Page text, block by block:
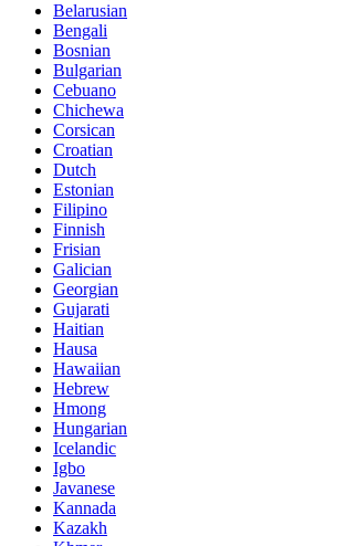
Belarusian
Bengali
Bosnian
Bulgarian
Cebuano
Chichewa
Corsican
Croatian
Dutch
Estonian
Filipino
Finnish
Frisian
Galician
Georgian
Gujarati
Haitian
Hausa
Hawaiian
Hebrew
Hmong
Hungarian
Icelandic
Igbo
Javanese
Kannada
Kazakh